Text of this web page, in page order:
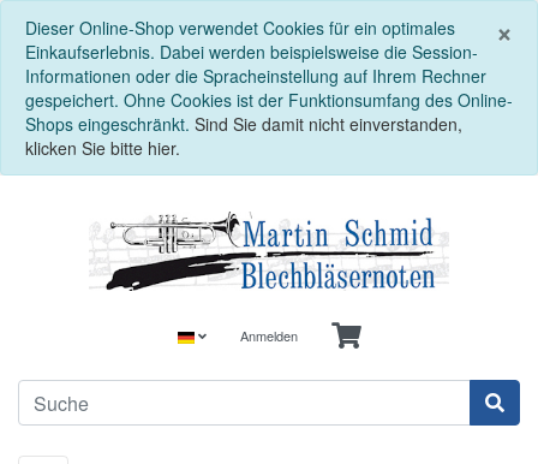
×
Dieser Online-Shop verwendet Cookies für ein optimales
Einkaufserlebnis. Dabei werden beispielsweise die Session-
Informationen oder die Spracheinstellung auf Ihrem Rechner
gespeichert. Ohne Cookies ist der Funktionsumfang des Online-
Shops eingeschränkt. Sind Sie damit nicht einverstanden,
klicken Sie bitte hier.
Anmelden